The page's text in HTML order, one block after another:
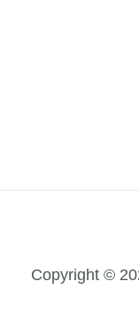
Copyright ©